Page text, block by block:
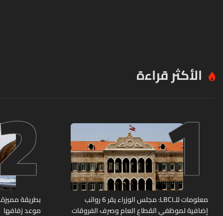
الأكثر قراءة
1
معلومات للـLBCI: مجلس الوزراء يقر 6 رواتب
إضافية لموظفي القطاع العام وصرف الفروقات
بطريقة
موعد زفافها